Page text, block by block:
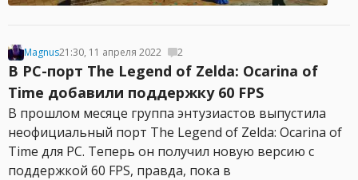
Magnus21:30, 11 апреля 2022 2
В PC-порт The Legend of Zelda: Ocarina of
Time добавили поддержку 60 FPS
В прошлом месяце группа энтузиастов выпустила
неофициальный порт The Legend of Zelda: Ocarina of
Time для PC. Теперь он получил новую версию с
поддержкой 60 FPS, правда, пока в